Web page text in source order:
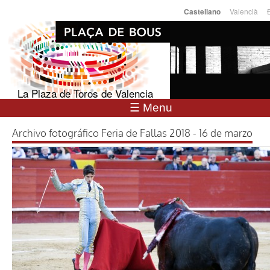
contenido
principal
Idiomas
Castellano Valencià
La Plaza de Toros de Valencia
☰ Menu
Archivo fotográfico Feria de Fallas 2018 - 16 de marzo